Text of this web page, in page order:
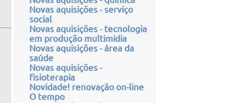
Novas aquisições - serviço
social
Novas aquisições - tecnologia
em produção multimidia
Novas aquisições - área da
saúde
Novas aquisições -
fisioterapia
Novidade! renovação on-line
O tempo